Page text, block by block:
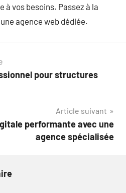
vos besoins. Passez à la
agence web dédiée.
pour structures
Article suivant
performante avec une
agence spécialisée